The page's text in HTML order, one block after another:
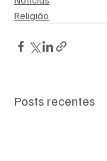
Religião
Posts recentes